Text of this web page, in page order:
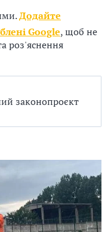
Додайте
Google, щоб не
роз'яснення
законопроєкт